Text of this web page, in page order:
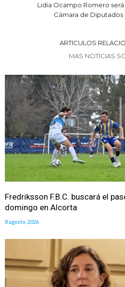
Lidia Ocampo Romero
Cámara de Diputados
ARTICULOS
MAS NOTICIAS
Fredriksson F.B.C. buscará el
domingo en Alcorta
8 agosto, 2026